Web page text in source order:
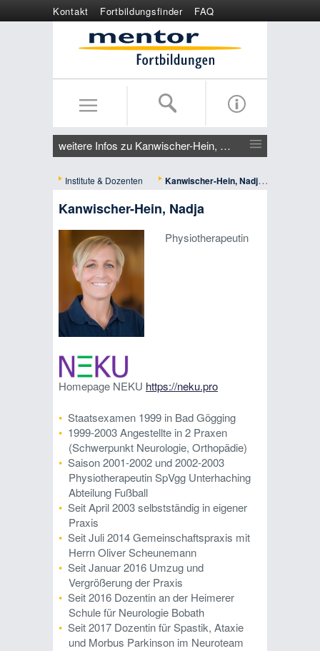
Kontakt Fortbildungsfinder
FAQ
Online anmelden
Wertgutschein
weitere Infos zu Kanwischer-Hein, Nadja
Institute & Dozenten Kanwischer-Hein, Nadja
Kanwischer-Hein, Nadja
Physiotherapeutin
Homepage NEKU https://neku.pro
Staatsexamen 1999 in Bad Gögging
1999-2003 Angestellte in 2 Praxen
(Schwerpunkt Neurologie, Orthopädie)
Saison 2001-2002 und 2002-2003
Physiotherapeutin SpVgg Unterhaching
Abteilung Fußball
Seit April 2003 selbstständig in eigener
Praxis
Seit Juli 2014 Gemeinschaftspraxis mit
Herrn Oliver Scheunemann
Seit Januar 2016 Umzug und
Vergrößerung der Praxis
Seit 2016 Dozentin an der Heimerer
Schule für Neurologie Bobath
Seit 2017 Dozentin für Spastik, Ataxie
und Morbus Parkinson im Neuroteam